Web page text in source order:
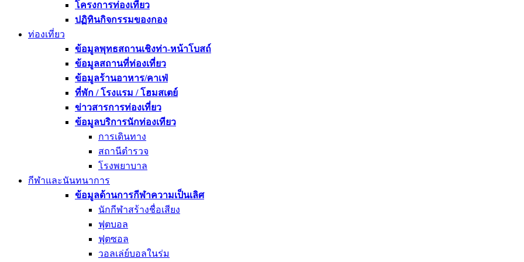
โครงการท่องเที่ยว
ปฏิทินกิจกรรมของกอง
ท่องเที่ยว
ข้อมูลพุทธสถานเชิงท่า-หน้าโบสถ์
ข้อมูลสถานที่ท่องเที่ยว
ข้อมูลร้านอาหาร/คาเฟ่
ที่พัก / โรงแรม / โฮมสเตย์
ข่าวสารการท่องเที่ยว
ข้อมูลบริการนักท่องเทียว
การเดินทาง
สถานีตำรวจ
โรงพยาบาล
กีฬาและนันทนาการ
ข้อมูลด้านการกีฬาความเป็นเลิศ
นักกีฬาสร้างชื่อเสียง
ฟุตบอล
ฟุตซอล
วอลเล่ย์บอลในร่ม